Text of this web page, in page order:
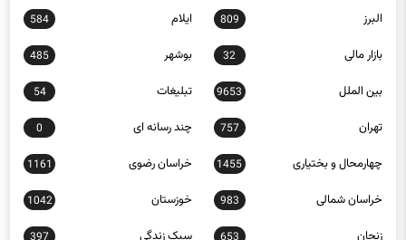
اصفهان 1616 اقتصادی 12118
البرز 809 ایلام 584
بازار مالی 32 بوشهر 485
بین الملل 9653 تبلیغات 54
تهران 757 چند رسانه ای 0
چهارمحال و بختیاری 1455 خراسان رضوی 1161
خراسان شمالی 983 خوزستان 1042